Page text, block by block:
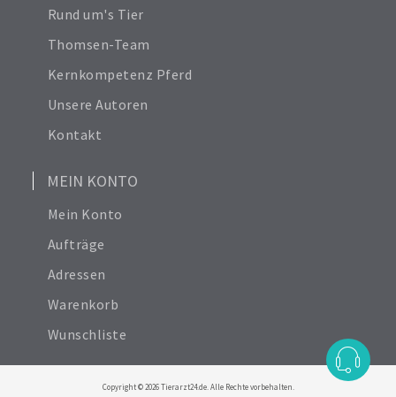
Nutztier
Rund um's Tier
Thomsen-Team
Kernkompetenz Pferd
Unsere Autoren
MEIN KONTO
Mein Konto
Aufträge
Adressen
Warenkorb